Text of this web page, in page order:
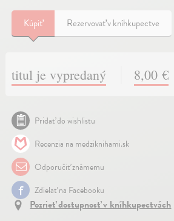
Kúpiť Rezervovať v kníhkupectve
titul je vypredaný 8,00 €
Pridať do wishlistu
Recenzia na medziknihami.sk
Odporučiť známemu
Zdielať na Facebooku
Pozrieť dostupnosť v kníhkupectvách